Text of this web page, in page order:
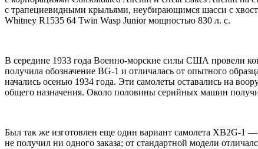
с трапециевидными крыльями, неубирающимся шасси с
Whitney R1535 64 Twin Wasp Junior мощностью 830 л. с.
В середине 1933 года Военно-морские силы США провели
получила обозначение BG-1 и отличалась от опытного
начались осенью 1934 года. Эти самолеты оставались на
общего назначения. Около половины серийных машин
Был так же изготовлен еще один вариант самолета XB2G-1
не получил ни одного заказа; от стандартной модели